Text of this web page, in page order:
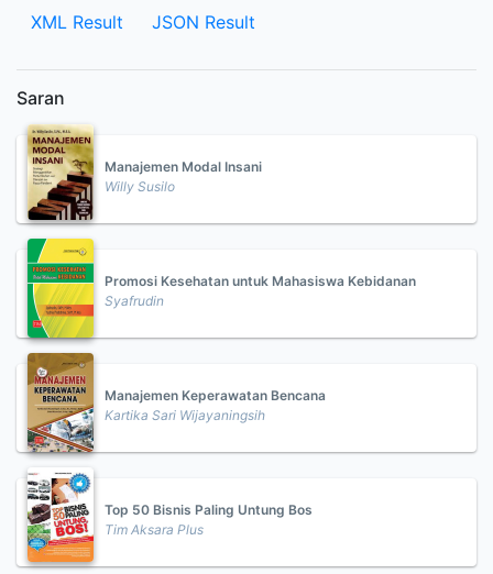
XML Result JSON Result
Saran
Manajemen Modal Insani
Willy Susilo
Promosi Kesehatan untuk Mahasiswa Kebidanan
Syafrudin
Manajemen Keperawatan Bencana
Kartika Sari Wijayaningsih
Top 50 Bisnis Paling Untung Bos
Tim Aksara Plus